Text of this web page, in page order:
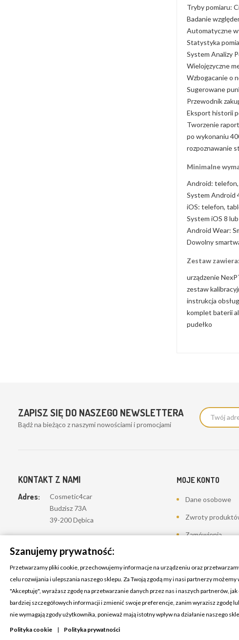
Tryby pomiaru:
Badanie
Automatyczne
Statystyka
System Analizy
Wielojęzyczne
Wzbogacanie o
Sugerowane
Przewodnik
Eksport historii
Tworzenie
po wykonaniu
rozpoznawanie
Minimalne
Android:
System Android
iOS: telefon,
System iOS 8
Android Wear:
Dowolny
Zestaw zawiera:
urządzenie
zestaw
instrukcja
komplet baterii
pudełko
ZAPISZ SIĘ DO NASZEGO NEWSLETTERA
Bądż na bieżąco z naszymi nowościami i promocjami
KONTAKT Z NAMI
Adres:
Cosmetic4car
Budzisz 73A
39-200 Dębica
Klaudia:
Email: biuro@c4c.pl
MOJE KONTO
Dane osobowe
Zwroty
Zamówienia
Adresy
Kupony
Lista życzeń
Szanujemy prywatność:
Przetwarzamy pliki cookie, przechowujemy informacje na urządzeniu oraz
celu rozwijania i ulepszania naszego sklepu. Za Twoją zgodą my i nasi partnerzy
"Akceptuję", wyrażasz zgodę na przetwarzanie danych przez nas i naszych partnerów,
bardziej szczegółowych informacji i zmienić swoje preferencje, zanim wyrazisz zgodę
nie wymagają zgody użytkownika, ponieważ mają istotny wpływ na działanie naszego
Polityka cookie | Polityka prywatności